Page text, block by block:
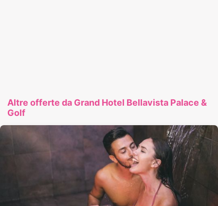
Altre offerte da Grand Hotel Bellavista Palace &
Golf